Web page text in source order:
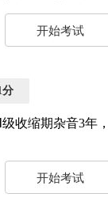
开始考试
分
收缩期杂音3年
开始考试